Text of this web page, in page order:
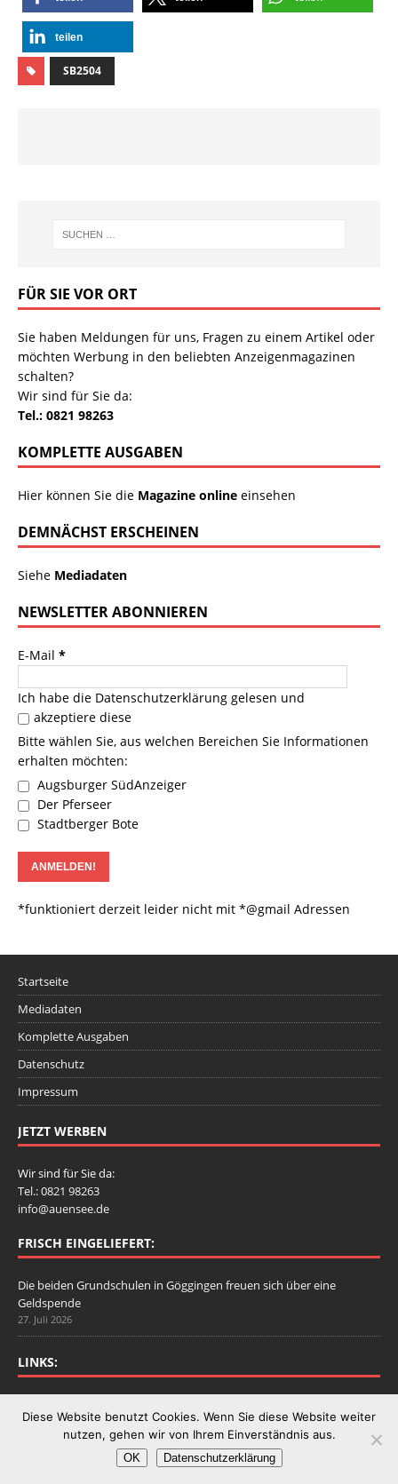
teilen
SB2504
FÜR SIE VOR ORT
Sie haben Meldungen für uns, Fragen zu einem Artikel oder
möchten Werbung in den beliebten Anzeigenmagazinen
schalten?
Wir sind für Sie da:
Tel.: 0821 98263
KOMPLETTE AUSGABEN
Hier können Sie die Magazine online einsehen
DEMNÄCHST ERSCHEINEN
Siehe Mediadaten
NEWSLETTER ABONNIEREN
E-Mail *
Ich habe die Datenschutzerklärung gelesen und
akzeptiere diese
Bitte wählen Sie, aus welchen Bereichen Sie Informationen
erhalten möchten:
Augsburger SüdAnzeiger
Der Pferseer
Stadtberger Bote
*funktioniert derzeit leider nicht mit *@gmail Adressen
Startseite
Mediadaten
Komplette Ausgaben
Datenschutz
Impressum
JETZT WERBEN
Wir sind für Sie da:
Tel.: 0821 98263
info@auensee.de
FRISCH EINGELIEFERT:
Die beiden Grundschulen in Göggingen freuen sich über eine
Geldspende
27. Juli 2026
LINKS:
Diese Website benutzt Cookies. Wenn Sie diese Website weiter
nutzen, gehen wir von Ihrem Einverständnis aus.
OK Datenschutzerklärung